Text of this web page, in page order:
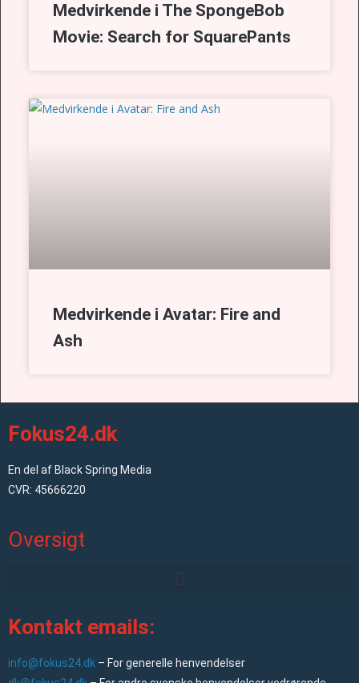
Medvirkende i The SpongeBob
Movie: Search for SquarePants
Medvirkende i Avatar: Fire and
Ash
Fokus24.dk
En del af Black Spring Media
CVR: 45666220
Oversigt
Kontakt emails:
info@fokus24.dk – For generelle henvendelser